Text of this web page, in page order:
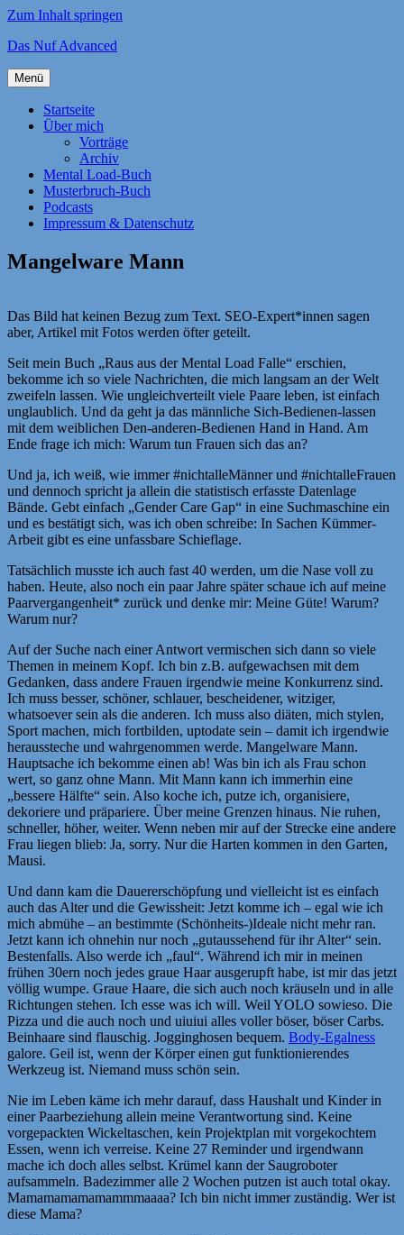
Zum Inhalt springen
Das Nuf Advanced
Menü
Startseite
Über mich
Vorträge
Archiv
Mental Load-Buch
Musterbruch-Buch
Podcasts
Impressum & Datenschutz
Mangelware Mann
Das Bild hat keinen Bezug zum Text. SEO-Expert*innen sagen
aber, Artikel mit Fotos werden öfter geteilt.
Seit mein Buch „Raus aus der Mental Load Falle“ erschien,
bekomme ich so viele Nachrichten, die mich langsam an der Welt
zweifeln lassen. Wie ungleichverteilt viele Paare leben, ist einfach
unglaublich. Und da geht ja das männliche Sich-Bedienen-lassen
mit dem weiblichen Den-anderen-Bedienen Hand in Hand. Am
Ende frage ich mich: Warum tun Frauen sich das an?
Und ja, ich weiß, wie immer #nichtalleMänner und #nichtalleFrauen
und dennoch spricht ja allein die statistisch erfasste Datenlage
Bände. Gebt einfach „Gender Care Gap“ in eine Suchmaschine ein
und es bestätigt sich, was ich oben schreibe: In Sachen Kümmer-
Arbeit gibt es eine unfassbare Schieflage.
Tatsächlich musste ich auch fast 40 werden, um die Nase voll zu
haben. Heute, also noch ein paar Jahre später schaue ich auf meine
Paarvergangenheit* zurück und denke mir: Meine Güte! Warum?
Warum nur?
Auf der Suche nach einer Antwort vermischen sich dann so viele
Themen in meinem Kopf. Ich bin z.B. aufgewachsen mit dem
Gedanken, dass andere Frauen irgendwie meine Konkurrenz sind.
Ich muss besser, schöner, schlauer, bescheidener, witziger,
whatsoever sein als die anderen. Ich muss also diäten, mich stylen,
Sport machen, mich fortbilden, uptodate sein – damit ich irgendwie
heraussteche und wahrgenommen werde. Mangelware Mann.
Hauptsache ich bekomme einen ab! Was bin ich als Frau schon
wert, so ganz ohne Mann. Mit Mann kann ich immerhin eine
„bessere Hälfte“ sein. Also koche ich, putze ich, organisiere,
dekoriere und präpariere. Über meine Grenzen hinaus. Nie ruhen,
schneller, höher, weiter. Wenn neben mir auf der Strecke eine andere
Frau liegen blieb: Ja, sorry. Nur die Harten kommen in den Garten,
Mausi.
Und dann kam die Dauererschöpfung und vielleicht ist es einfach
auch das Alter und die Gewissheit: Jetzt komme ich – egal wie ich
mich abmühe – an bestimmte (Schönheits-)Ideale nicht mehr ran.
Jetzt kann ich ohnehin nur noch „gutaussehend für ihr Alter“ sein.
Bestenfalls. Also werde ich „faul“. Während ich mir in meinen
frühen 30ern noch jedes graue Haar ausgerupft habe, ist mir das jetzt
völlig wumpe. Graue Haare, die sich auch noch kräuseln und in alle
Richtungen stehen. Ich esse was ich will. Weil YOLO sowieso. Die
Pizza und die auch noch und uiuiui alles voller böser, böser Carbs.
Beinhaare sind flauschig. Jogginghosen bequem. Body-Egalness
galore. Geil ist, wenn der Körper einen gut funktionierendes
Werkzeug ist. Niemand muss schön sein.
Nie im Leben käme ich mehr darauf, dass Haushalt und Kinder in
einer Paarbeziehung allein meine Verantwortung sind. Keine
vorgepackten Wickeltaschen, kein Projektplan mit vorgekochtem
Essen, wenn ich verreise. Keine 27 Reminder und irgendwann
mache ich doch alles selbst. Krümel kann der Saugroboter
aufsammeln. Badezimmer alle 2 Wochen putzen ist auch total okay.
Mamamamamamammmaaaa? Ich bin nicht immer zuständig. Wer ist
diese Mama?